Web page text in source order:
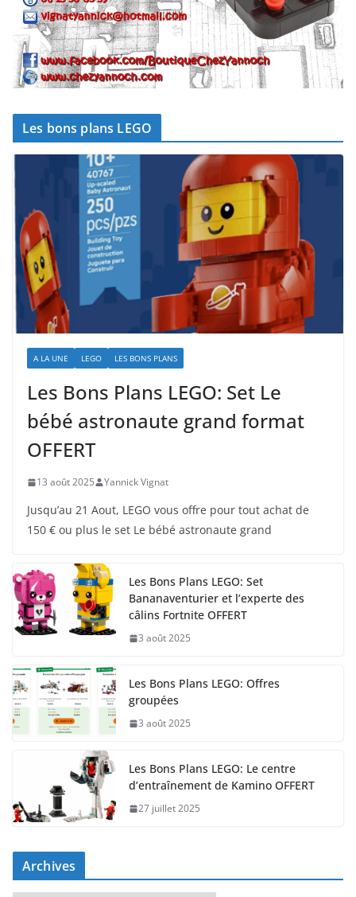
Les bons plans LEGO
A LA UNE LEGO LES BONS PLANS
Les Bons Plans LEGO: Set Le
bébé astronaute grand format
OFFERT
13 août 2025 Yannick Vignat
Jusqu’au 21 Aout, LEGO vous offre pour tout achat de
150 € ou plus le set Le bébé astronaute grand
Les Bons Plans LEGO: Set
Bananaventurier et l’experte des
câlins Fortnite OFFERT
3 août 2025
Les Bons Plans LEGO: Offres
groupées
3 août 2025
Les Bons Plans LEGO: Le centre
d’entraînement de Kamino OFFERT
27 juillet 2025
Archives